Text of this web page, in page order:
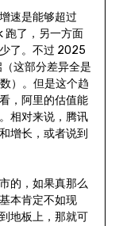
速是能够超过
跑了，另一方面
了。不过 2025
这部分差异全是
）。但是这个趋
，阿里的估值能
相对来说，腾讯
增长，或者说到
的，如果真那么
本肯定不如现
地板上，那就可